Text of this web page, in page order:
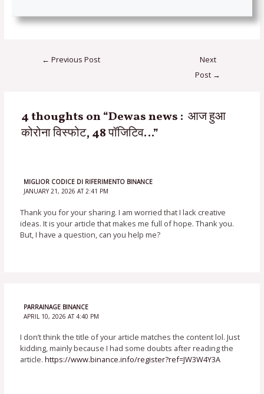
← Previous Post
Next
Post →
4 thoughts on “Dewas news : आज हुआ
कोरोना विस्फोट, 48 पॉजिटिव…”
MIGLIOR CODICE DI RIFERIMENTO BINANCE
JANUARY 21, 2026 AT 2:41 PM
Thank you for your sharing. I am worried that I lack creative
ideas. It is your article that makes me full of hope. Thank you.
But, I have a question, can you help me?
PARRAINAGE BINANCE
APRIL 10, 2026 AT 4:40 PM
I don’t think the title of your article matches the content lol. Just
kidding, mainly because I had some doubts after reading the
article.https://www.binance.info/register?ref=JW3W4Y3A